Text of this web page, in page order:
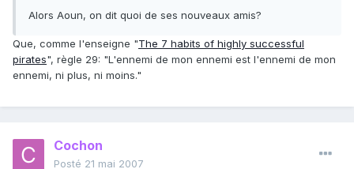
Alors Aoun, on dit quoi de ses nouveaux amis?
Que, comme l'enseigne "The 7 habits of highly successful
pirates", règle 29: "L'ennemi de mon ennemi est l'ennemi de mon
ennemi, ni plus, ni moins."
Cochon
Posté 21 mai 2007